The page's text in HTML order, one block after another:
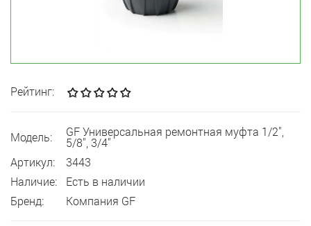
Рейтинг:
Модель: GF Универсальная ремонтная муфта 1/2",
5/8", 3/4"
Артикул:
3443
Наличие:
Есть в наличии
Бренд:
Компания GF